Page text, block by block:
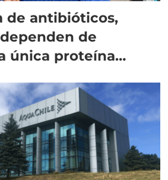
de antibióticos,
de
única proteína